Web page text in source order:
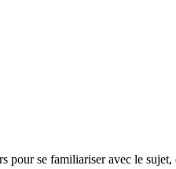
se familiariser avec le